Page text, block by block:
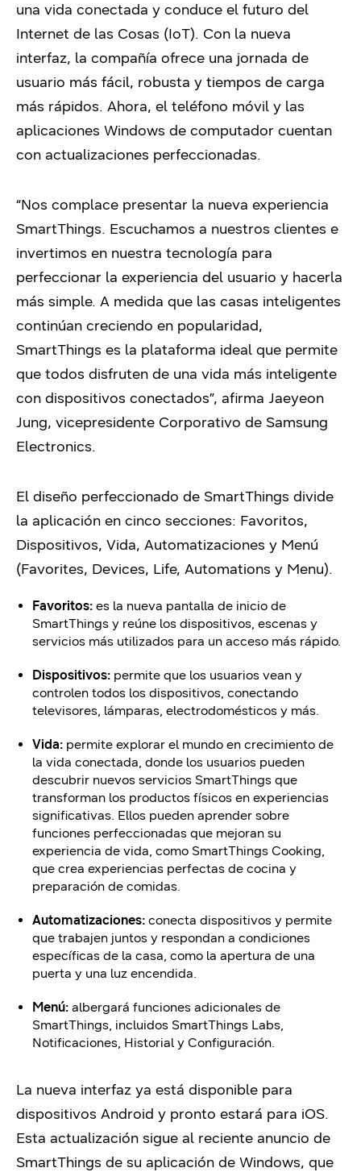
una vida conectada y conduce el futuro del
Internet de las Cosas (IoT). Con la nueva
interfaz, la compañía ofrece una jornada de
usuario más fácil, robusta y tiempos de carga
más rápidos. Ahora, el teléfono móvil y las
aplicaciones Windows de computador cuentan
con actualizaciones perfeccionadas.
“Nos complace presentar la nueva experiencia
SmartThings. Escuchamos a nuestros clientes e
invertimos en nuestra tecnología para
perfeccionar la experiencia del usuario y hacerla
más simple. A medida que las casas inteligentes
continúan creciendo en popularidad,
SmartThings es la plataforma ideal que permite
que todos disfruten de una vida más inteligente
con dispositivos conectados”, afirma Jaeyeon
Jung, vicepresidente Corporativo de Samsung
Electronics.
El diseño perfeccionado de SmartThings divide
la aplicación en cinco secciones: Favoritos,
Dispositivos, Vida, Automatizaciones y Menú
(Favorites, Devices, Life, Automations y Menu).
Favoritos: es la nueva pantalla de inicio de
SmartThings y reúne los dispositivos, escenas y
servicios más utilizados para un acceso más rápido.
Dispositivos: permite que los usuarios vean y
controlen todos los dispositivos, conectando
televisores, lámparas, electrodomésticos y más.
Vida: permite explorar el mundo en crecimiento de
la vida conectada, donde los usuarios pueden
descubrir nuevos servicios SmartThings que
transforman los productos físicos en experiencias
significativas. Ellos pueden aprender sobre
funciones perfeccionadas que mejoran su
experiencia de vida, como SmartThings Cooking,
que crea experiencias perfectas de cocina y
preparación de comidas.
Automatizaciones: conecta dispositivos y permite
que trabajen juntos y respondan a condiciones
específicas de la casa, como la apertura de una
puerta y una luz encendida.
Menú: albergará funciones adicionales de
SmartThings, incluidos SmartThings Labs,
Notificaciones, Historial y Configuración.
La nueva interfaz ya está disponible para
dispositivos Android y pronto estará para iOS.
Esta actualización sigue al reciente anuncio de
SmartThings de su aplicación de Windows, que